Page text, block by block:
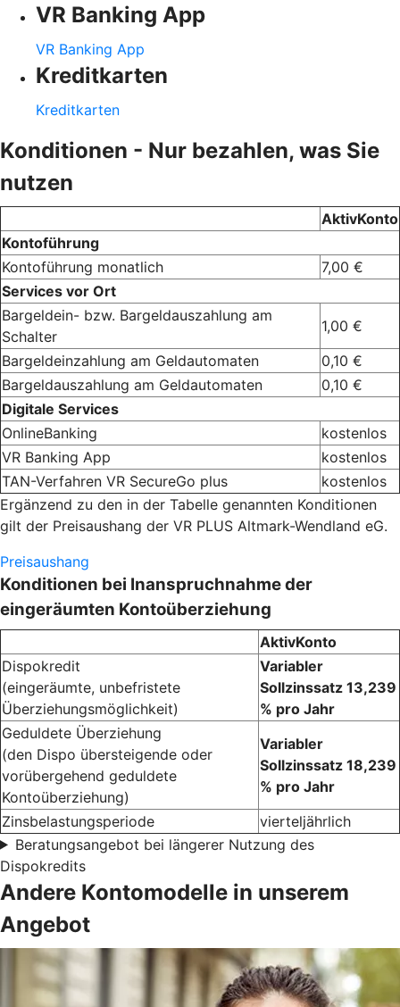
VR Banking App
VR Banking App
Kreditkarten
Kreditkarten
Konditionen - Nur bezahlen, was Sie
nutzen
AktivKonto
Kontoführung
Kontoführung monatlich
7,00 €
Services vor Ort
Bargeldein- bzw. Bargeldauszahlung am
Schalter
1,00 €
Bargeldeinzahlung am Geldautomaten
0,10 €
Bargeldauszahlung am Geldautomaten
0,10 €
Digitale Services
OnlineBanking
kostenlos
VR Banking App
kostenlos
TAN-Verfahren VR SecureGo plus
kostenlos
Ergänzend zu den in der Tabelle genannten Konditionen
gilt der Preisaushang der VR PLUS Altmark-Wendland eG.
Preisaushang
Konditionen bei Inanspruchnahme der
eingeräumten Kontoüberziehung
AktivKonto
Dispokredit
(eingeräumte, unbefristete
Überziehungsmöglichkeit)
Variabler
Sollzinssatz 13,239
% pro Jahr
Geduldete Überziehung
(den Dispo übersteigende oder
vorübergehend geduldete
Kontoüberziehung)
Variabler
Sollzinssatz 18,239
% pro Jahr
Zinsbelastungsperiode
vierteljährlich
Beratungsangebot bei längerer Nutzung des
Dispokredits
Andere Kontomodelle in unserem
Angebot